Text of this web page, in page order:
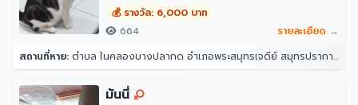
💰 รางวัล: 6,000 บาท
664
รายละเอียด →
สถานที่หาย: ตำบล ในคลองบางปลากด อำเภอพระสมุทรเจดีย์ สมุทรปราการ 10290
มันนี่